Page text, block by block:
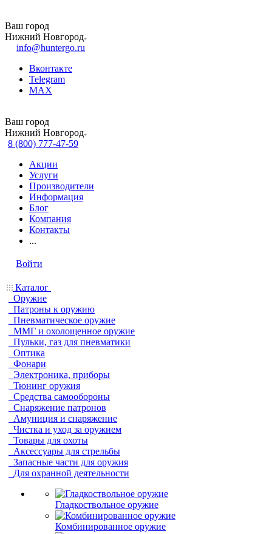
Ваш город
Нижний Новгород
info@huntergo.ru
Вконтакте
Telegram
MAX
Ваш город
Нижний Новгород
8 (800) 777-47-59
Акции
Услуги
Производители
Информация
Блог
Компания
Контакты
...
Войти
Каталог
Оружие
Патроны к оружию
Пневматическое оружие
ММГ и охолощенное оружие
Пульки, газ для пневматики
Оптика
Фонари
Электроника, приборы
Тюнинг оружия
Средства самообороны
Снаряжение патронов
Амуниция и снаряжение
Чистка и уход за оружием
Товары для охоты
Аксессуары для стрельбы
Запасные части для оружия
Для охранной деятельности
Гладкоствольное оружие
Комбинированное оружие